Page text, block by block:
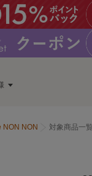
NON NON 対象商品一覧